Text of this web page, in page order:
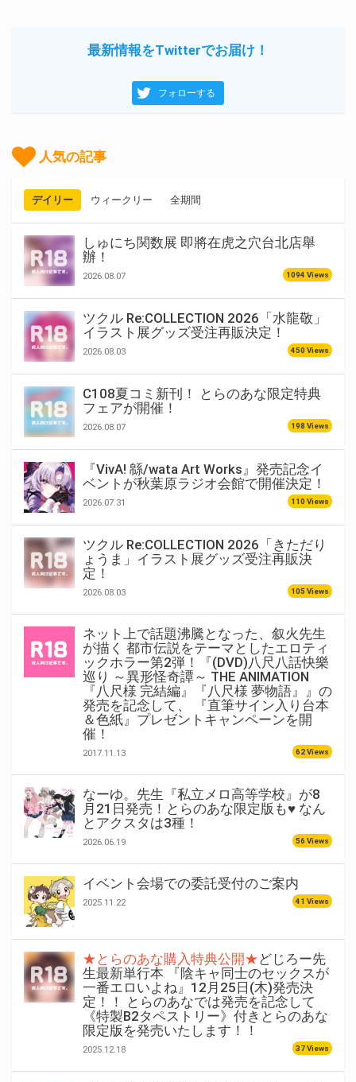
最新情報をTwitterでお届け！
フォローする
人気の記事
デイリー ウィークリー 全期間
しゅにち関数展 即將在虎之穴台北店舉
辦！
2026.08.07 1094 Views
ツクル Re:COLLECTION 2026「水龍敬」
イラスト展グッズ受注再販決定！
2026.08.03 450 Views
C108夏コミ新刊！ とらのあな限定特典
フェアが開催！
2026.08.07 198 Views
『VivA! 緜/wata Art Works』発売記念イ
ベントが秋葉原ラジオ会館で開催決定！
2026.07.31 110 Views
ツクル Re:COLLECTION 2026「きただり
ょうま」イラスト展グッズ受注再販決
定！
2026.08.03 105 Views
ネット上で話題沸騰となった、叙火先生
が描く 都市伝説をテーマとしたエロティ
ックホラー第2弾！『(DVD)八尺八話快樂
巡り ～異形怪奇譚～ THE ANIMATION
『八尺様 完結編』『八尺様 夢物語』』の
発売を記念して、 『直筆サイン入り台本
＆色紙』プレゼントキャンペーンを開
催！
2017.11.13 62 Views
なーゆ。先生『私立メロ高等学校』が8
月21日発売！とらのあな限定版も♥ なん
とアクスタは3種！
2026.06.19 56 Views
イベント会場での委託受付のご案内
2025.11.22 41 Views
★とらのあな購入特典公開★どじろー先
生最新単行本 『陰キャ同士のセックスが
一番エロいよね』12月25日(木)発売決
定！！ とらのあなでは発売を記念して
《特製B2タペストリー》付きとらのあな
限定版を発売いたします！！
2025.12.18 37 Views